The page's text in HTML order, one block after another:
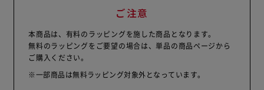
ご注意
本商品は、有料のラッピングを施した商品となります。
無料のラッピングをご要望の場合は、単品の商品ページから
ご購入ください。
※一部商品は無料ラッピング対象外となっています。